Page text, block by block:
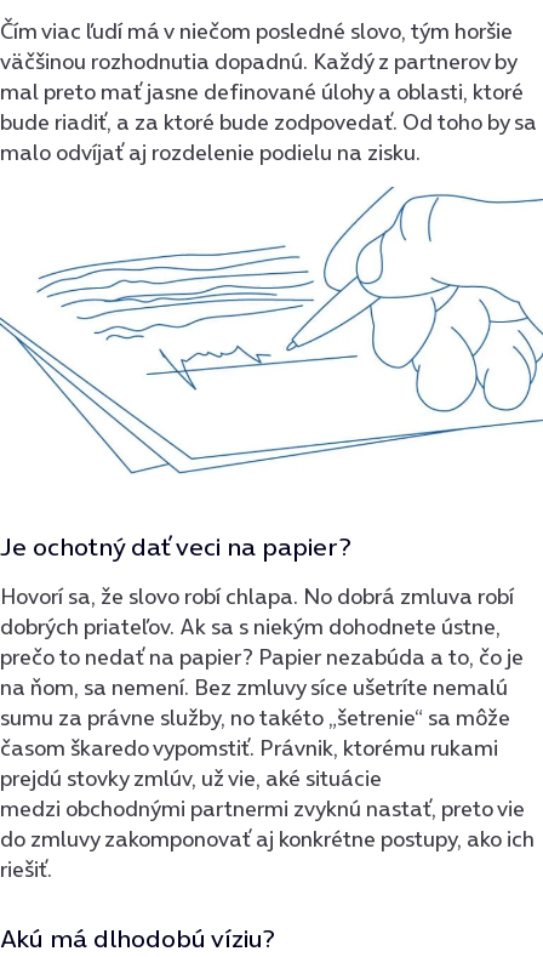
Čím viac ľudí má v niečom posledné slovo, tým horšie
väčšinou rozhodnutia dopadnú. Každý z partnerov by
mal preto mať jasne definované úlohy a oblasti, ktoré
bude riadiť, a za ktoré bude zodpovedať. Od toho by sa
malo odvíjať aj rozdelenie podielu na zisku.
Je ochotný dať veci na papier?
Hovorí sa, že slovo robí chlapa. No dobrá zmluva robí
dobrých priateľov. Ak sa s niekým dohodnete ústne,
prečo to nedať na papier? Papier nezabúda a to, čo je
na ňom, sa nemení. Bez zmluvy síce ušetríte nemalú
sumu za právne služby, no takéto „šetrenie“ sa môže
časom škaredo vypomstiť. Právnik, ktorému rukami
prejdú stovky zmlúv, už vie, aké situácie
medzi obchodnými partnermi zvyknú nastať, preto vie
do zmluvy zakomponovať aj konkrétne postupy, ako ich
riešiť.
Akú má dlhodobú víziu?